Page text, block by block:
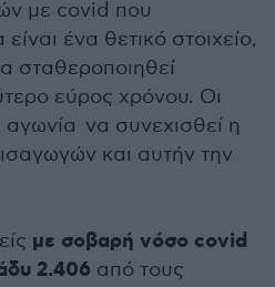
με covid που
ένα θετικό στοιχείο,
σταθεροποιηθεί
εύρος χρόνου. Οι
αγωνία να συνεχισθεί η
και αυτήν την
με σοβαρή νόσο covid
2.406 από τους